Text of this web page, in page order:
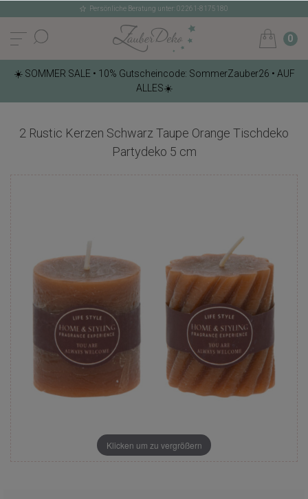
Persönliche Beratung unter: 02261-8175180
0
☀️ SOMMER SALE • 10% Gutscheincode: SommerZauber26 • AUF
ALLES☀️
2 Rustic Kerzen Schwarz Taupe Orange Tischdeko
Partydeko 5 cm
Klicken um zu vergrößern